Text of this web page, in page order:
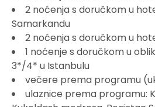
2 noćenja s doručkom u
Samarkandu
2 noćenja s doručkom u
1 noćenje s doručkom u
3*/4* u Istanbulu
večere prema programu
ulaznice prema programu: